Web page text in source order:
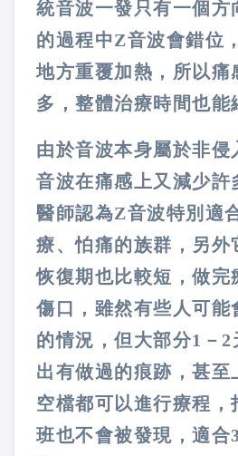
統音波一發只有一個方
的過程中Z音波會錯位
地方重覆加熱，所以痛
多，整體治療時間也能
由於音波本身屬於非侵
音波在痛感上又減少許
醫師認為Z音波特別適
療、怕痛的族群，另外
恢復期也比較短，做完
傷口，雖然有些人可能
的情況，但大部分1－
出有做過的痕跡，甚至
空檔都可以進行療程，
班也不會被發現，適合